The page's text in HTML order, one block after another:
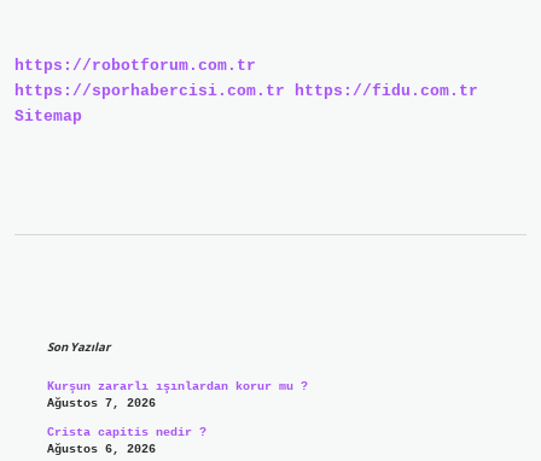
Nasıl
Yapılır
https://robotforum.com.tr
https://sporhabercisi.com.tr
https://fidu.com.tr
Sitemap
Son Yazılar
Kurşun zararlı ışınlardan korur mu ?
Ağustos 7, 2026
Crista capitis nedir ?
Ağustos 6, 2026